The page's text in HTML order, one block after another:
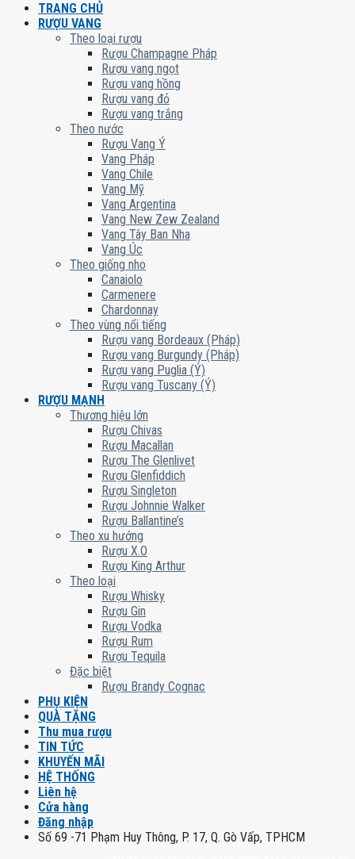
TRANG CHỦ
RƯỢU VANG
Theo loại rượu
Rượu Champagne Pháp
Rượu vang ngọt
Rượu vang hồng
Rượu vang đỏ
Rượu vang trắng
Theo nước
Rượu Vang Ý
Vang Pháp
Vang Chile
Vang Mỹ
Vang Argentina
Vang New Zew Zealand
Vang Tây Ban Nha
Vang Úc
Theo giống nho
Canaiolo
Carmenere
Chardonnay
Theo vùng nổi tiếng
Rượu vang Bordeaux (Pháp)
Rượu vang Burgundy (Pháp)
Rượu vang Puglia (Ý)
Rượu vang Tuscany (Ý)
RƯỢU MẠNH
Thương hiệu lớn
Rượu Chivas
Rượu Macallan
Rượu The Glenlivet
Rượu Glenfiddich
Rượu Singleton
Rượu Johnnie Walker
Rượu Ballantine’s
Theo xu hướng
Rượu X.O
Rượu King Arthur
Theo loại
Rượu Whisky
Rượu Gin
Rượu Vodka
Rượu Rum
Rượu Tequila
Đặc biệt
Rượu Brandy Cognac
PHỤ KIỆN
QUÀ TẶNG
Thu mua rượu
TIN TỨC
KHUYẾN MÃI
HỆ THỐNG
Liên hệ
Cửa hàng
Đăng nhập
Số 69 -71 Phạm Huy Thông, P. 17, Q. Gò Vấp, TPHCM